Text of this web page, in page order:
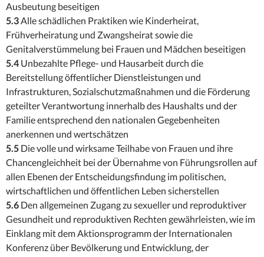
Ausbeutung beseitigen
5.3Alle schädlichen Praktiken wie Kinderheirat,
Frühverheiratung und Zwangsheirat sowie die
Genitalverstümmelung bei Frauen und Mädchen beseitigen
5.4 Unbezahlte Pflege- und Hausarbeit durch die
Bereitstellung öffentlicher Dienstleistungen und
Infrastrukturen, Sozialschutzmaßnahmen und die Förderung
geteilter Verantwortung innerhalb des Haushalts und der
Familie entsprechend den nationalen Gegebenheiten
anerkennen und wertschätzen
5.5 Die volle und wirksame Teilhabe von Frauen und ihre
Chancengleichheit bei der Übernahme von Führungsrollen auf
allen Ebenen der Entscheidungsfindung im politischen,
wirtschaftlichen und öffentlichen Leben sicherstellen
5.6 Den allgemeinen Zugang zu sexueller und reproduktiver
Gesundheit und reproduktiven Rechten gewährleisten, wie im
Einklang mit dem Aktionsprogramm der Internationalen
Konferenz über Bevölkerung und Entwicklung, der